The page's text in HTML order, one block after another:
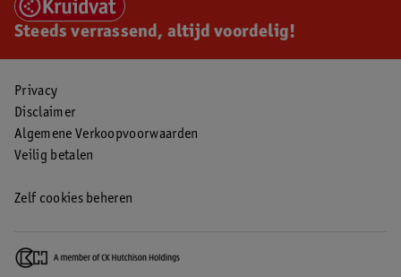
Steeds verrassend, altijd voordelig!
Privacy
Disclaimer
Algemene Verkoopvoorwaarden
Veilig betalen
Zelf cookies beheren